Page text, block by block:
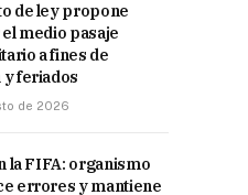
de ley propone
medio pasaje
a fines de
y feriados
de 2026
la FIFA: organismo
errores y mantiene